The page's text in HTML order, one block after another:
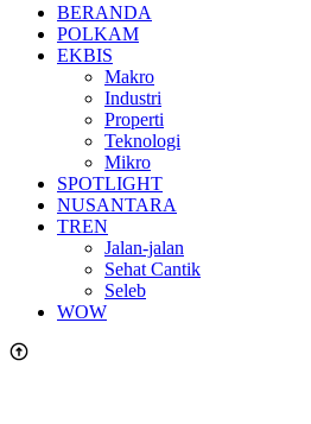
BERANDA
POLKAM
EKBIS
Makro
Industri
Properti
Teknologi
Mikro
SPOTLIGHT
NUSANTARA
TREN
Jalan-jalan
Sehat Cantik
Seleb
WOW